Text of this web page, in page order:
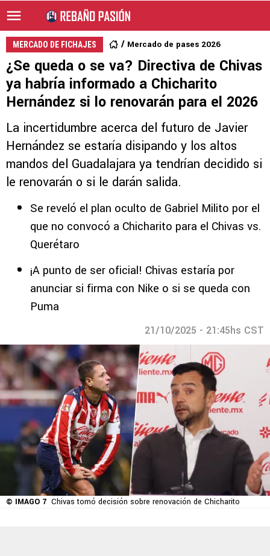
MERCADO DE FICHAJES Mercado de pases 2026
¿Se queda o se va? Directiva de Chivas
ya habría informado a Chicharito
Hernández si lo renovarán para el 2026
La incertidumbre acerca del futuro de Javier
Hernández se estaría disipando y los altos
mandos del Guadalajara ya tendrían decidido si
le renovarán o si le darán salida.
Se reveló el plan oculto de Gabriel Milito por el
que no convocó a Chicharito para el Chivas vs.
Querétaro
¡A punto de ser oficial! Chivas estaría por
anunciar si firma con Nike o si se queda con
Puma
21/10/2025 - 21:45hs CST
© IMAGO 7 Chivas tomó decisión sobre renovación de Chicharito